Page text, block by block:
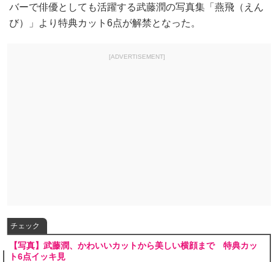
バーで俳優としても活躍する武藤潤の写真集「燕飛（えん
び）」より特典カット6点が解禁となった。
[ADVERTISEMENT]
チェック
【写真】武藤潤、かわいいカットから美しい横顔まで 特典カッ
ト6点イッキ見